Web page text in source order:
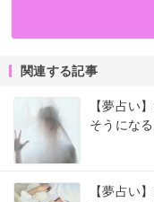
関連する記事
【夢占い
そうにな
【夢占い